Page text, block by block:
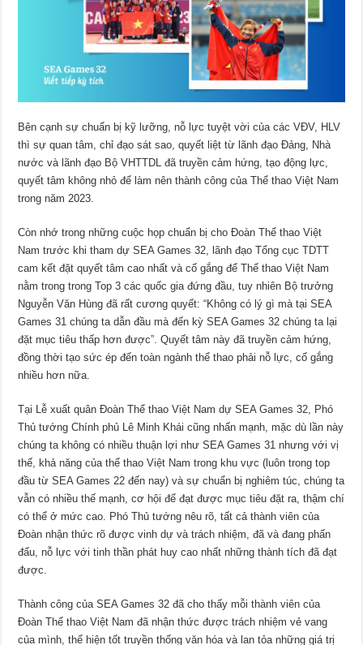
Bên cạnh sự chuẩn bị kỹ lưỡng, nỗ lực tuyệt vời của các VĐV, HLV
thì sự quan tâm, chỉ đạo sát sao, quyết liệt từ lãnh đạo Đảng, Nhà
nước và lãnh đạo Bộ VHTTDL đã truyền cảm hứng, tạo động lực,
quyết tâm không nhỏ để làm nên thành công của Thể thao Việt Nam
trong năm 2023.
Còn nhớ trong những cuộc họp chuẩn bị cho Đoàn Thể thao Việt
Nam trước khi tham dự SEA Games 32, lãnh đạo Tổng cục TDTT
cam kết đặt quyết tâm cao nhất và cố gắng để Thể thao Việt Nam
nằm trong trong Top 3 các quốc gia đứng đầu, tuy nhiên Bộ trưởng
Nguyễn Văn Hùng đã rất cương quyết: “Không có lý gì mà tại SEA
Games 31 chúng ta dẫn đầu mà đến kỳ SEA Games 32 chúng ta lại
đặt mục tiêu thấp hơn được”. Quyết tâm này đã truyền cảm hứng,
đồng thời tạo sức ép đến toàn ngành thể thao phải nỗ lực, cố gắng
nhiều hơn nữa.
Tại Lễ xuất quân Đoàn Thể thao Việt Nam dự SEA Games 32, Phó
Thủ tướng Chính phủ Lê Minh Khái cũng nhấn mạnh, mặc dù lần này
chúng ta không có nhiều thuận lợi như SEA Games 31 nhưng với vị
thế, khả năng của thể thao Việt Nam trong khu vực (luôn trong top
đầu từ SEA Games 22 đến nay) và sự chuẩn bị nghiêm túc, chúng ta
vẫn có nhiều thế mạnh, cơ hội để đạt được mục tiêu đặt ra, thậm chí
có thể ở mức cao. Phó Thủ tướng nêu rõ, tất cả thành viên của
Đoàn nhận thức rõ được vinh dự và trách nhiệm, đã và đang phấn
đấu, nỗ lực với tinh thần phát huy cao nhất những thành tích đã đạt
được.
Thành công của SEA Games 32 đã cho thấy mỗi thành viên của
Đoàn Thể thao Việt Nam đã nhận thức được trách nhiệm vẻ vang
của mình, thể hiện tốt truyền thống văn hóa và lan tỏa những giá trị